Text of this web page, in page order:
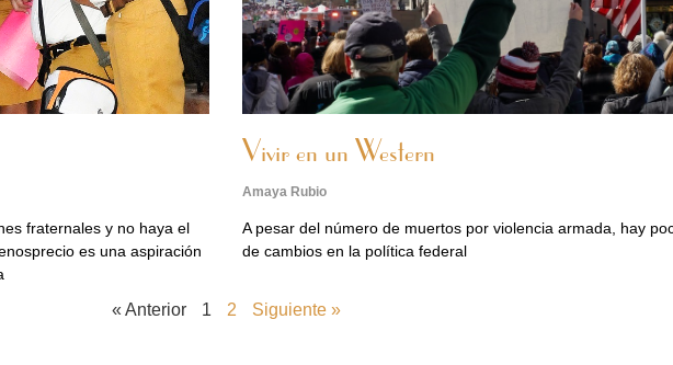
fraternales y no haya el
es una aspiración
Vivir en un Western
Amaya Rubio
A pesar del número de muertos por violencia armada, hay
de cambios en la política federal
« Anterior 1 2 Siguiente »